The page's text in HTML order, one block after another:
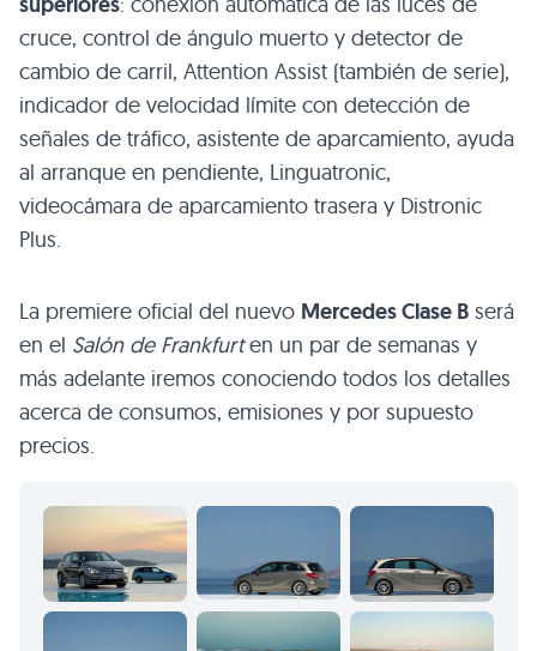
cruce, control de ángulo muerto y detector de
cambio de carril, Attention Assist (también de serie),
indicador de velocidad límite con detección de
señales de tráfico, asistente de aparcamiento, ayuda
al arranque en pendiente, Linguatronic,
videocámara de aparcamiento trasera y Distronic
Plus.
La premiere oficial del nuevo Mercedes Clase B será
en el Salón de Frankfurten un par de semanas y
más adelante iremos conociendo todos los detalles
acerca de consumos, emisiones y por supuesto
precios.